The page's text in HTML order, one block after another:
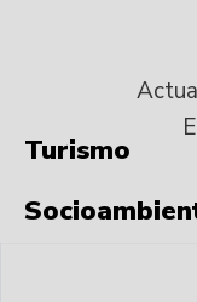
Turismo